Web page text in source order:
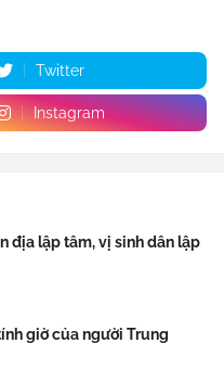
Twitter
Instagram
địa lập tâm, vị sinh dân lập
giờ của người Trung